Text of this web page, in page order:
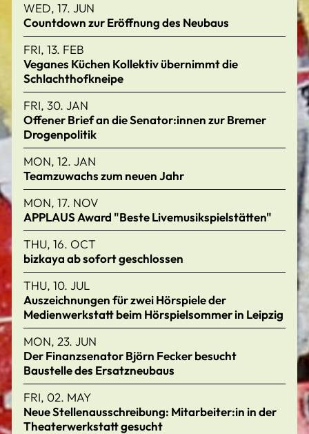
WED, 17. JUN
Countdown zur Eröffnung des Neubaus
FRI, 13. FEB
Veganes Küchen Kollektiv übernimmt die
Schlachthofkneipe
FRI, 30. JAN
Offener Brief an die Senator:innen zur Bremer
Drogenpolitik
MON, 12. JAN
Teamzuwachs zum neuen Jahr
MON, 17. NOV
APPLAUS Award "Beste Livemusikspielstätten"
THU, 16. OCT
bizkaya ab sofort geschlossen
THU, 10. JUL
Auszeichnungen für zwei Hörspiele der
Medienwerkstatt beim Hörspielsommer in Leipzig
MON, 23. JUN
Der Finanzsenator Björn Fecker besucht
Baustelle des Ersatzneubaus
FRI, 02. MAY
Neue Stellenausschreibung: Mitarbeiter:in in der
Theaterwerkstatt gesucht